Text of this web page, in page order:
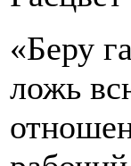
«Беру
ложь